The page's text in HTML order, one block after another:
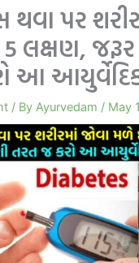
થવા પર
જરૂર
આ
/ ByAyurvedam / May